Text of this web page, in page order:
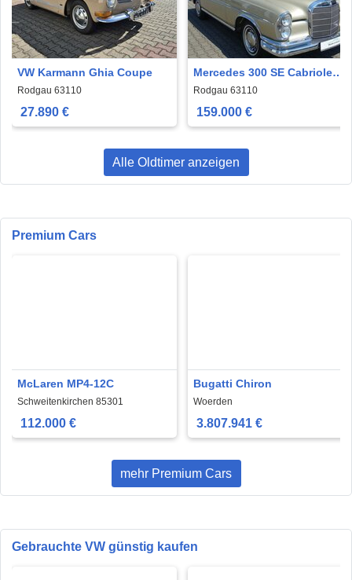
VW Karmann Ghia Coupe
Rodgau 63110
27.890 €
Mercedes 300 SE Cabriolet
Top Original mit 58000 Km
Rodgau 63110
159.000 €
Alle Oldtimer anzeigen
Premium Cars
McLaren MP4-12C
Schweitenkirchen 85301
112.000 €
Bugatti Chiron
Woerden
3.807.941 €
mehr Premium Cars
Gebrauchte VW günstig kaufen